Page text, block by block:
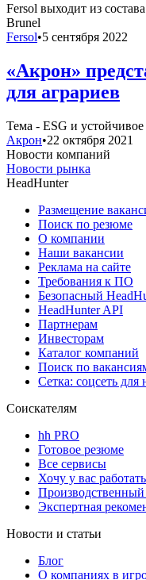
Fersol выходит из
Brunel
Fersol•5 сентября 2022
«Акрон»
для аграриев
Тема - ESG и
Акрон•22 октября 2021
Новости компаний
Новости рынка
HeadHunter
Размещение
Поиск по резюме
О компании
Наши вакансии
Реклама на сайте
Требования к ПО
Безопасный
HeadHunter API
Партнерам
Инвесторам
Каталог компаний
Поиск по
Сетка: соцсеть для
Соискателям
hh PRO
Готовое резюме
Все сервисы
Хочу у вас работать
Производственный
Экспертная
Новости и статьи
Блог
О компаниях в